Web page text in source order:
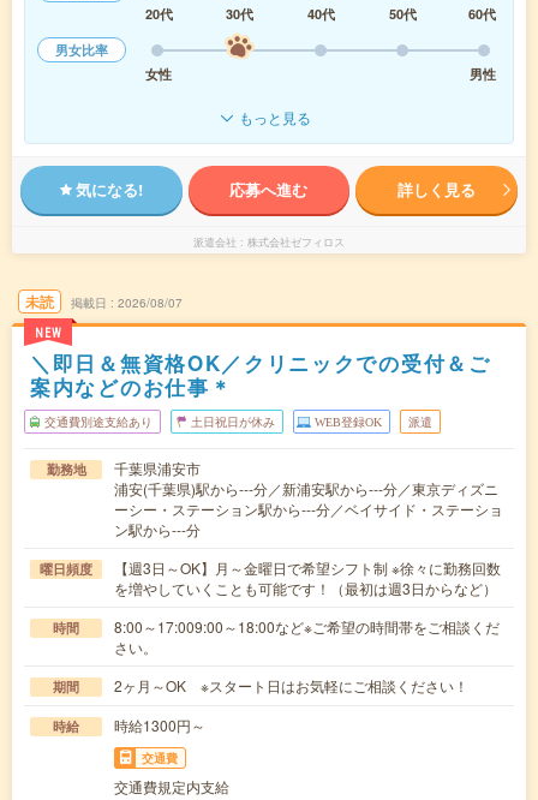
20代
30代 40代 50代
60代
男女比率
女性
男性
もっと見る
気になる! 応募へ進む 詳しく見る
派遣会社 株式会社ゼフィロス
未読
NEW
掲載日 2026/08/07
＼即日＆無資格OK／クリニックでの受付＆ご
案内などのお仕事＊
交通費別途支給あり 土日祝日が休み WEB登録OK 派遣
勤務地
千葉県浦安市
浦安(千葉県)駅から---分／新浦安駅から---分／東京ディズニ
ーシー・ステーション駅から---分／ベイサイド・ステーショ
ン駅から---分
曜日頻度
【週3日～OK】月～金曜日で希望シフト制 ※徐々に勤務回数
を増やしていくことも可能です！（最初は週3日からなど）
時間
8:00～17:009:00～18:00など※ご希望の時間帯をご相談くだ
さい。
期間 2ヶ月～OK ※スタート日はお気軽にご相談ください！
時給 時給1300円～
交通費
交通費規定内支給